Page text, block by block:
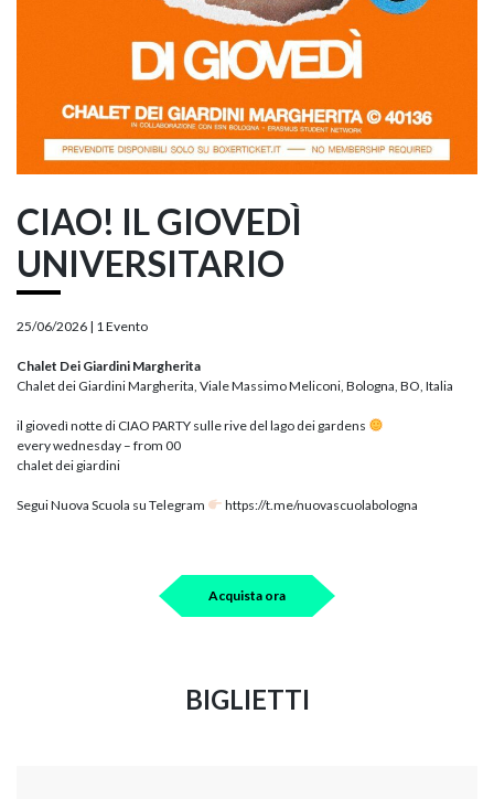
CIAO! IL GIOVEDÌ
UNIVERSITARIO
25/06/2026 | 1 Evento
Chalet Dei Giardini Margherita
Chalet dei Giardini Margherita, Viale Massimo Meliconi, Bologna, BO, Italia
il giovedì notte di CIAO PARTY sulle rive del lago dei gardens
every wednesday – from 00
chalet dei giardini
Segui Nuova Scuola su Telegram https://t.me/nuovascuolabologna
Acquista ora
BIGLIETTI